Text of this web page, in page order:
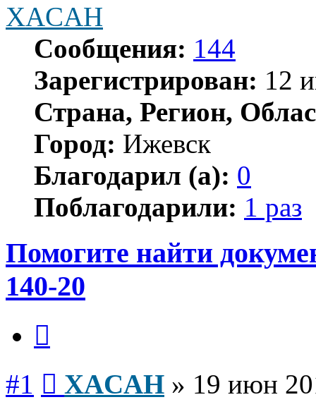
XACAH
Сообщения: 144
Зарегистрирован: 12
Страна, Регион,
Город: Ижевск
Благодарил (а): 0
Поблагодарили: 1 раз
Помогите найти
140-20
#1 XACAH » 19 июн